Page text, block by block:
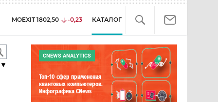
MOEXIT 1802,50 -0,23 КАТАЛОГ
CNEWS ANALYTICS
Топ-10 сфер применения
квантовых компьютеров.
Инфографика CNews